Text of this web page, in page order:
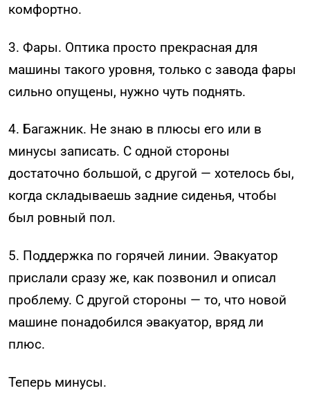
комфортно.
3. Фары. Оптика просто прекрасная для
машины такого уровня, только с завода фары
сильно опущены, нужно чуть поднять.
4. Багажник. Не знаю в плюсы его или в
минусы записать. С одной стороны
достаточно большой, с другой — хотелось бы,
когда складываешь задние сиденья, чтобы
был ровный пол.
5. Поддержка по горячей линии. Эвакуатор
прислали сразу же, как позвонил и описал
проблему. С другой стороны — то, что новой
машине понадобился эвакуатор, вряд ли
плюс.
Теперь минусы.